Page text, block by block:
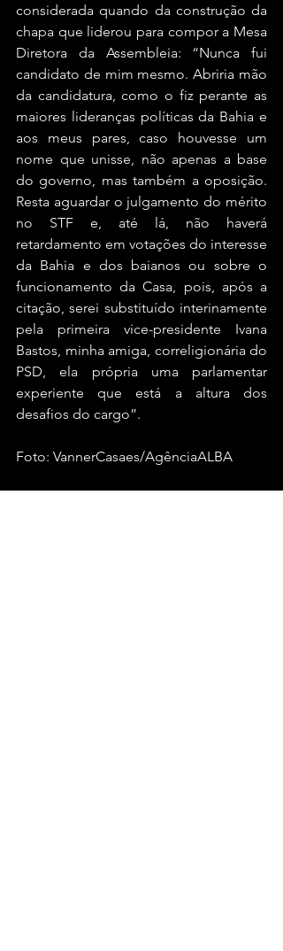
considerada quando da construção da
chapa que liderou para compor a Mesa
Diretora da Assembleia: “Nunca fui
candidato de mim mesmo. Abriria mão
da candidatura, como o fiz perante as
maiores lideranças políticas da Bahia e
aos meus pares, caso houvesse um
nome que unisse, não apenas a base
do governo, mas também a oposição.
Resta aguardar o julgamento do mérito
no STF e, até lá, não haverá
retardamento em votações do interesse
da Bahia e dos baianos ou sobre o
funcionamento da Casa, pois, após a
citação, serei substituído interinamente
pela primeira vice-presidente Ivana
Bastos, minha amiga, correligionária do
PSD, ela própria uma parlamentar
experiente que está a altura dos
desafios do cargo”.
Foto: VannerCasaes/AgênciaALBA